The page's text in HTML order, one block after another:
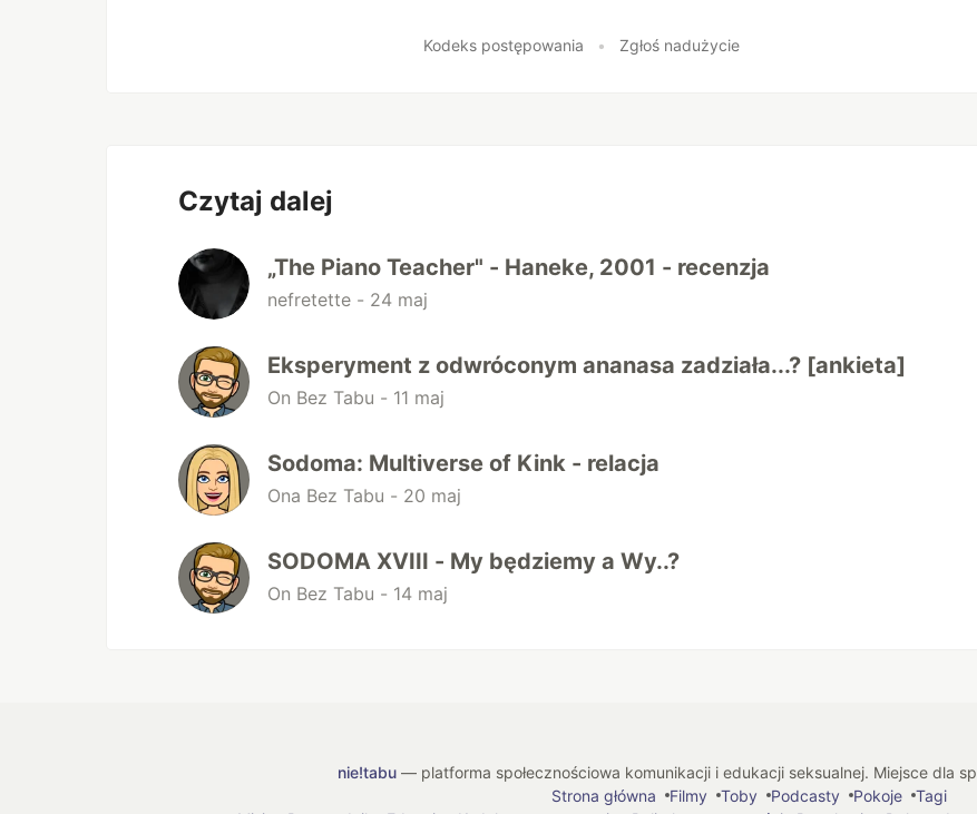
Kodeks postępowania • Zgłoś nadużycie
Czytaj dalej
„The Piano Teacher" - Haneke, 2001 - recenzja
nefretette - 24 maj
Eksperyment z odwróconym ananasa zadziała...? [ankieta]
On Bez Tabu - 11 maj
Sodoma: Multiverse of Kink - relacja
Ona Bez Tabu - 20 maj
SODOMA XVIII - My będziemy a Wy..?
On Bez Tabu - 14 maj
nie!tabu — platforma społecznościowa komunikacji i edukacji seksualnej. Miejsce dla
Strona główna
Filmy Toby Podcasty Pokoje
Tagi